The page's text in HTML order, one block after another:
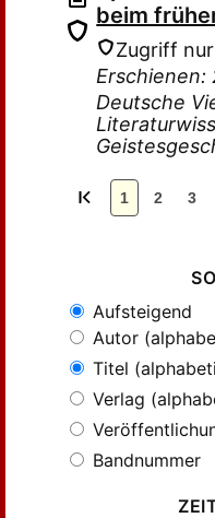
beim
Zugriff
Erschienen:
Deutsche
1 2 3
Aufsteigend
Autor
Titel
Verlag
Bandnummer